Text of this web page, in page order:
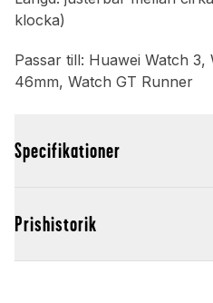
klocka)
Passar till: Huawei Watch
46mm, Watch GT Runner
Specifikationer
Prishistorik